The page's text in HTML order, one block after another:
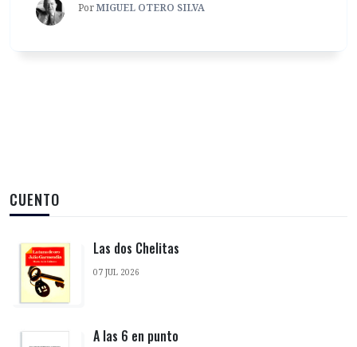
PorMIGUEL OTERO SILVA
CUENTO
Las dos Chelitas
07 JUL 2026
A las 6 en punto